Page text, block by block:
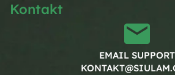
Kontakt
EMAIL SUPPORT